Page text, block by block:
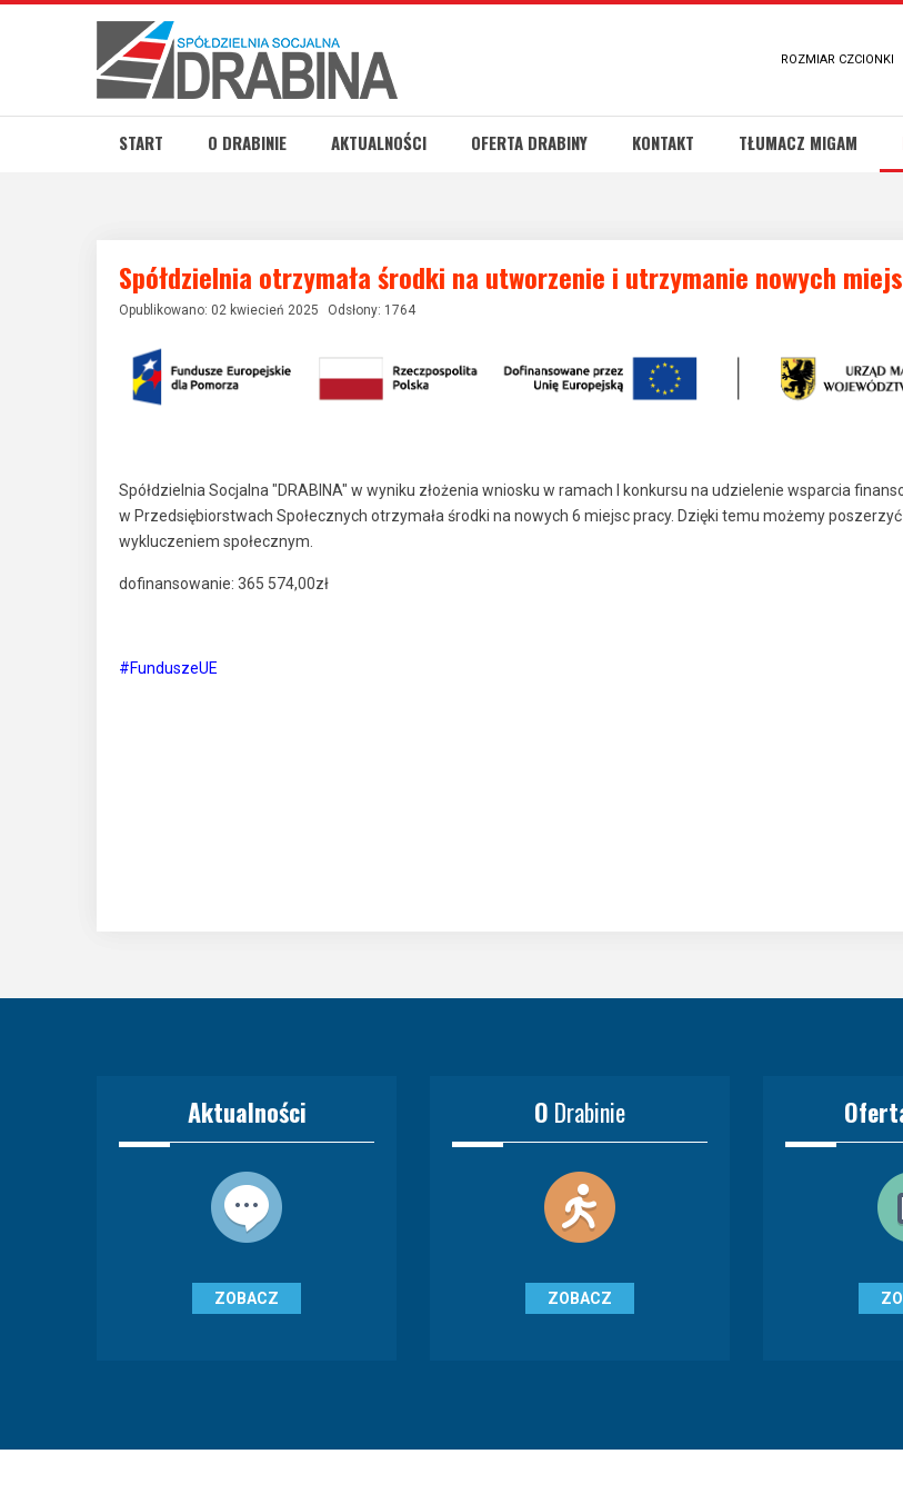
ROZMIAR CZCIONKI
START O DRABINIE AKTUALNOŚCI OFERTA DRABINY KONTAKT TŁUMACZ MIGAM
Spółdzielnia otrzymała środki na utworzenie i utrzymanie nowych
Opublikowano: 02 kwiecień 2025 Odsłony: 1764
Spółdzielnia Socjalna "DRABINA" w wyniku złożenia wniosku w ramach I konkursu na udzielenie wsparcia
w Przedsiębiorstwach Społecznych otrzymała środki na nowych 6 miejsc pracy. Dzięki temu możemy
wykluczeniem społecznym.
dofinansowanie: 365 574,00zł
#FunduszeUE
Aktualności
ZOBACZ
O Drabinie
ZOBACZ